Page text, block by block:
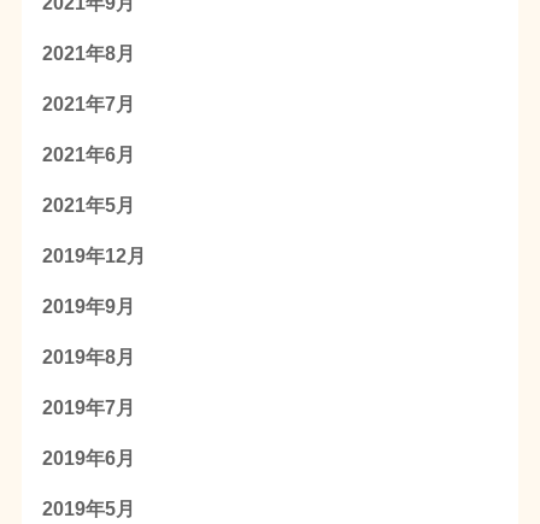
2021年8月
2021年7月
2021年6月
2021年5月
2019年12月
2019年9月
2019年8月
2019年7月
2019年6月
2019年5月